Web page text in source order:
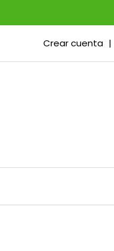
Crear cuenta